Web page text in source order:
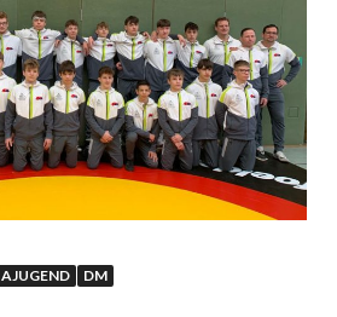
AJUGEND DM